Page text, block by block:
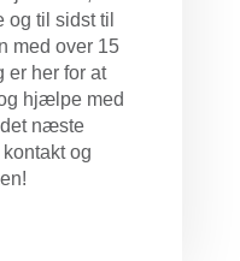
og til sidst til
med over 15
er her for at
hjælpe med
næste
og